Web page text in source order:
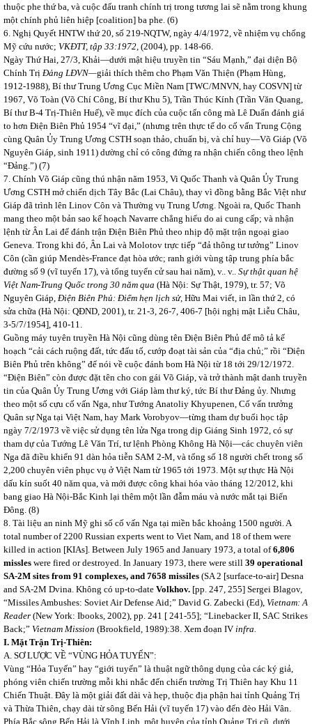
thuộc phe thứ ba, và cuộc đấu tranh chính trị trong tương lai sẽ nằm trong khung
một chính phủ liên hiệp [coalition] ba phe. (6)
6. Nghị Quyết HNTW thứ 20, số 219-NQTW, ngày 4/4/1972, về nhiệm vụ chống
Mỹ cứu nước; VKĐTT, tập 33:1972, (2004), pp. 148-66.
Ngày Thứ Hai, 27/3, Khải—dưới mật hiệu truyền tin “Sáu Mạnh,” đại diện Bộ
Chính Trị Đảng LĐVN—giải thích thêm cho Phạm Văn Thiện (Phạm Hùng,
1912-1988), Bí thư Trung Ương Cục Miền Nam [TWC/MNVN, hay COSVN] từ
1967, Võ Toàn (Võ Chí Công, Bí thư Khu 5), Trần Thúc Kính (Trần Văn Quang,
Bí thư B-4 Trị-Thiên Huế), về mục đích của cuộc tấn công mà Lê Duẩn đánh giá
to hơn Điện Biên Phủ 1954 “vĩ đại,” (nhưng trên thực tế do cố vấn Trung Cộng
cùng Quân Ủy Trung Ương CSTH soạn thảo, chuẩn bị, và chỉ huy—Võ Giáp (Võ
Nguyên Giáp, sinh 1911) dường chỉ có công đứng ra nhận chiến công theo lệnh
“Đảng.”) (7)
7. Chính Võ Giáp cũng thú nhận năm 1953, Vi Quốc Thanh và Quân Ủy Trung
Ương CSTH mở chiến dịch Tây Bắc (Lai Châu), thay vì đồng bằng Bắc Việt như
Giáp đã trình lên Linov Côn và Thường vụ Trung Ương. Ngoài ra, Quốc Thanh
mang theo một bản sao kế hoạch Navarre chẳng hiểu do ai cung cấp; và nhận
lệnh từ Ân Lai để đánh trận Điện Biên Phủ theo nhịp độ mặt trận ngoại giao
Geneva. Trong khi đó, Ân Lai và Molotov trực tiếp “đả thông tư tưởng” Linov
Côn (cần giúp Mendès-France đạt hòa ước; ranh giới vùng tập trung phía bắc
đường số 9 (vĩ tuyến 17), và tổng tuyển cử sau hai năm), v.. v.. Sự thật quan hệ
Việt Nam-Trung Quốc trong 30 năm qua (Hà Nội: Sự Thật, 1979), tr. 57; Võ
Nguyên Giáp, Điện Biên Phủ: Điểm hẹn lịch sử, Hữu Mai viết, in lần thứ 2, có
sửa chữa (Hà Nội: QĐND, 2001), tr. 21-3, 26-7, 406-7 [hội nghị mật Liễu Châu,
3-5/7/1954], 410-11.
Guồng máy tuyên truyền Hà Nội cũng dùng tên Điện Biên Phủ để mô tả kế
hoạch “cải cách ruộng đất, tức đấu tố, cướp đoạt tài sản của “địa chủ;” rồi “Điện
Biên Phủ trên không” để nói về cuộc đánh bom Hà Nội từ 18 tới 29/12/1972.
“Điện Biên” còn được đặt tên cho con gái Võ Giáp, và trở thành mật danh truyền
tin của Quân Ủy Trung Ương với Giáp làm thư ký, tức Bí thư Đảng ủy. Nhưng
theo một số cựu cố vấn Nga, như Tướng Anatoliy Khyupenen, Cố vấn trưởng
Quân sự Nga tại Việt Nam, hay Mark Vorobyov—từng tham dự buổi học tập
ngày 7/2/1973 về việc sử dụng tên lửa Nga trong dịp Giáng Sinh 1972, có sự
tham dự của Tướng Lê Văn Trí, tư lệnh Phòng Không Hà Nội—các chuyên viên
Nga đã điều khiển 91 dàn hỏa tiễn SAM 2-M, và tổng số 18 người chết trong số
2,200 chuyên viên phục vụ ở Việt Nam từ 1965 tới 1973. Một sự thực Hà Nội
dấu kín suốt 40 năm qua, và mới được công khai hóa vào tháng 12/2012, khi
bang giao Hà Nội-Bắc Kinh lại thêm một lần đẫm máu và nước mắt tại Biển
Đông. (8)
8. Tài liệu an ninh Mỹ ghi số cố vấn Nga tại miền bắc khoảng 1500 người. A
total number of 2200 Russian experts went to Viet Nam, and 18 of them were
killed in action [KIAs]. Between July 1965 and January 1973, a total of6,806
missles were fired or destroyed. In January 1973, there were still 39 operational
SA-2M sites from 91 complexes, and 7658 missiles (SA 2 [surface-to-air] Desna
and SA-2M Dvina. Không có up-to-date Volkhov. [pp. 247, 255] Sergei Blagov,
“Missiles Ambushes: Soviet Air Defense Aid;” David G. Zabecki (Ed), Vietnam: A
Reader (New York: Ibooks, 2002), pp. 241 [ 241-55]; “Linebacker II, SAC Strikes
Back;” Vietnam Mission (Brookfield, 1989):38. Xem đoạn IV infra.
I. Mặt Trận Trị-Thiên:
A. SƠ LƯỢC VỀ “VÙNG HỎA TUYẾN”:
Vùng “Hỏa Tuyến” hay “giới tuyến” là thuật ngữ thông dụng của các ký giả,
phóng viên chiến trường mỗi khi nhắc đến chiến trường Trị Thiên hay Khu 11
Chiến Thuật. Đây là một giải đất dài và hẹp, thuộc địa phận hai tỉnh Quảng Trị
và Thừa Thiên, chạy dài từ sông Bến Hải (vĩ tuyến 17) vào đến đèo Hải Vân.
Phía Bắc sông Bến Hải là Vĩnh Linh, một huyện của tỉnh Quảng Trị cũ, dưới